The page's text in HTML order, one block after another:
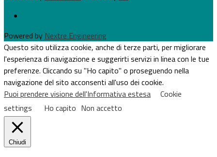
Powered by Nextre Engineering
Questo sito utilizza cookie, anche di terze parti, per migliorare
l'esperienza di navigazione e suggerirti servizi in linea con le tue
preferenze. Cliccando su "Ho capito" o proseguendo nella
navigazione del sito acconsenti all'uso dei cookie.
Puoi prendere visione dell'Informativa estesa
Cookie
settings
Ho capito Non accetto
Chiudi